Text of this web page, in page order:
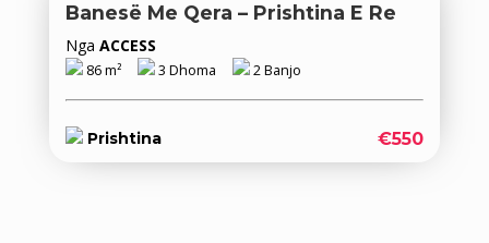
Banesë Me Qera – Prishtina E Re
Nga ACCESS
86 m² 3 Dhoma 2 Banjo
Prishtina €550